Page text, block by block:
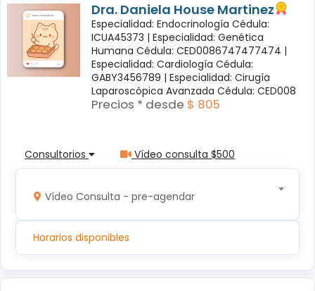
Dra. Daniela House Martinez
Especialidad: Endocrinología Cédula:
ICUA45373 | Especialidad: Genética
Humana Cédula: CED0086747477474 |
Especialidad: Cardiología Cédula:
GABY3456789 | Especialidad: Cirugía
Laparoscópica Avanzada Cédula: CED008
Precios * desde $ 805
Consultorios Vídeo consulta $500
Vídeo Consulta - pre-agendar
Horarios disponibles